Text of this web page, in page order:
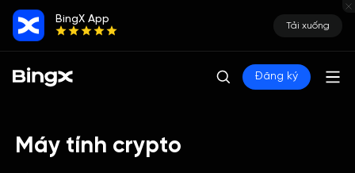
BingX App
Tải xuống
Đăng ký
Máy tính crypto